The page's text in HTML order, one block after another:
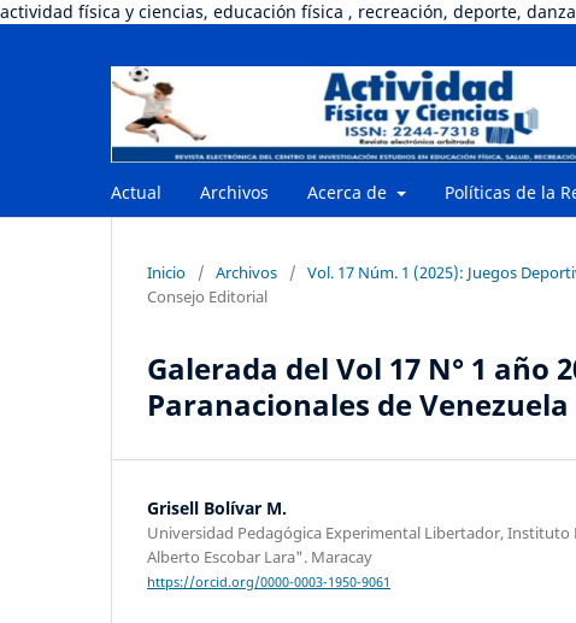
actividad física y ciencias, educación física , recreación, deporte, danza
Actual Archivos Acerca de Políticas de la
Inicio / Archivos / Vol. 17 Núm. 1 (2025): Juegos
Consejo Editorial
Galerada del Vol 17 N° 1 año
Paranacionales de
Grisell Bolívar M.
Universidad Pedagógica Experimental Libertador, Instituto
Alberto Escobar Lara". Maracay
https://orcid.org/0000-0003-1950-9061